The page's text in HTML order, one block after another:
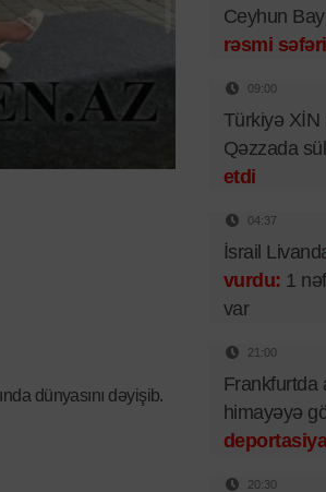
dünyasını dəyişib.
Ceyhun
rəsmi
09:00
Türkiyə XİN
Qəzzada
etdi
04:37
İsrail
vurdu: 1
var
21:00
Frankfurtda
himayəyə
20:30